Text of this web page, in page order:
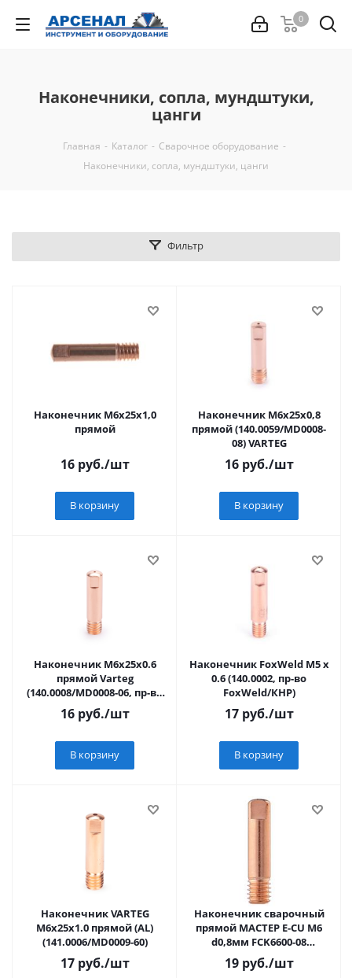
0
Наконечники, сопла, мундштуки,
цанги
Главная - Каталог - Сварочное оборудование -
Наконечники, сопла, мундштуки, цанги
Фильтр
Наконечник М6х25х1,0
прямой
16руб./шт
В корзину
Наконечник М6х25х0,8
прямой (140.0059/MD0008-
08) VARTEG
16руб./шт
В корзину
Наконечник М6х25х0.6
прямой Varteg
(140.0008/MD0008-06, пр-во
FoxWeld/КНР)
16руб./шт
В корзину
Наконечник FoxWeld M5 х
0.6 (140.0002, пр-во
FoxWeld/КНР)
17руб./шт
В корзину
Наконечник VARTEG
М6х25х1.0 прямой (AL)
(141.0006/MD0009-60)
17руб./шт
Наконечник сварочный
прямой МАСТЕР E-CU М6
d0,8мм FCK6600-08
(10228010/201024/5293463 ,
КИТАЙ)
19руб./шт